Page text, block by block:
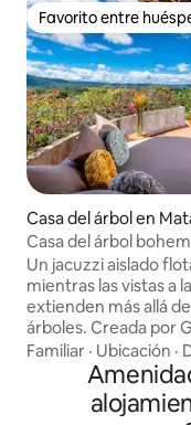
Favorito entre
Favorito entre
Casa del árbol en
Casa del árbol
mágicas y jacuzzi
Un jacuzzi aislado
mientras las vistas a
extienden más allá
árboles. Creada por
Rica, esta casa sobre
diseño tropical
experiencia única.
recámara con cama
Familiar · Ubicación ·